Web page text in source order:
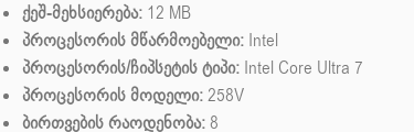
ქეშ-მეხსიერება: 12 MB
პროცესორის მწარმოებელი: Intel
პროცესორის/ჩიპსეტის ტიპი: Intel Core Ultra 7
პროცესორის მოდელი:258V
ბირთვების რაოდენობა:8